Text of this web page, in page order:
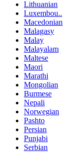
Lithuanian
Luxembou..
Macedonian
Malagasy
Malay
Malayalam
Maltese
Maori
Marathi
Mongolian
Burmese
Nepali
Norwegian
Pashto
Persian
Punjabi
Serbian